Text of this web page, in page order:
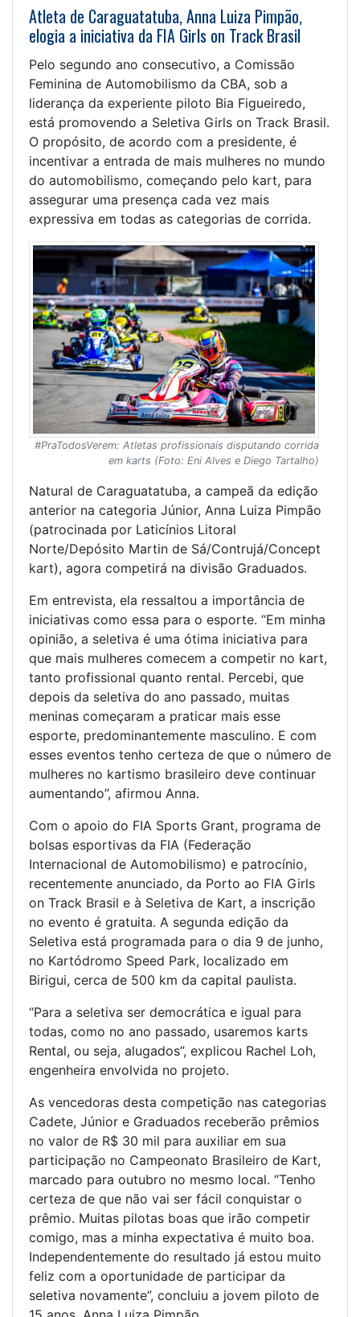
Atleta de Caraguatatuba, Anna Luiza Pimpão,
elogia a iniciativa da FIA Girls on Track Brasil
Pelo segundo ano consecutivo, a Comissão
Feminina de Automobilismo da CBA, sob a
liderança da experiente piloto Bia Figueiredo,
está promovendo a Seletiva Girls on Track Brasil.
O propósito, de acordo com a presidente, é
incentivar a entrada de mais mulheres no mundo
do automobilismo, começando pelo kart, para
assegurar uma presença cada vez mais
expressiva em todas as categorias de corrida.
#PraTodosVerem: Atletas profissionais disputando corrida
em karts (Foto: Eni Alves e Diego Tartalho)
Natural de Caraguatatuba, a campeã da edição
anterior na categoria Júnior, Anna Luiza Pimpão
(patrocinada por Laticínios Litoral
Norte/Depósito Martin de Sá/Contrujá/Concept
kart), agora competirá na divisão Graduados.
Em entrevista, ela ressaltou a importância de
iniciativas como essa para o esporte. “Em minha
opinião, a seletiva é uma ótima iniciativa para
que mais mulheres comecem a competir no kart,
tanto profissional quanto rental. Percebi, que
depois da seletiva do ano passado, muitas
meninas começaram a praticar mais esse
esporte, predominantemente masculino. E com
esses eventos tenho certeza de que o número de
mulheres no kartismo brasileiro deve continuar
aumentando”, afirmou Anna.
Com o apoio do FIA Sports Grant, programa de
bolsas esportivas da FIA (Federação
Internacional de Automobilismo) e patrocínio,
recentemente anunciado, da Porto ao FIA Girls
on Track Brasil e à Seletiva de Kart, a inscrição
no evento é gratuita. A segunda edição da
Seletiva está programada para o dia 9 de junho,
no Kartódromo Speed Park, localizado em
Birigui, cerca de 500 km da capital paulista.
“Para a seletiva ser democrática e igual para
todas, como no ano passado, usaremos karts
Rental, ou seja, alugados”, explicou Rachel Loh,
engenheira envolvida no projeto.
As vencedoras desta competição nas categorias
Cadete, Júnior e Graduados receberão prêmios
no valor de R$ 30 mil para auxiliar em sua
participação no Campeonato Brasileiro de Kart,
marcado para outubro no mesmo local. “Tenho
certeza de que não vai ser fácil conquistar o
prêmio. Muitas pilotas boas que irão competir
comigo, mas a minha expectativa é muito boa.
Independentemente do resultado já estou muito
feliz com a oportunidade de participar da
seletiva novamente”, concluiu a jovem piloto de